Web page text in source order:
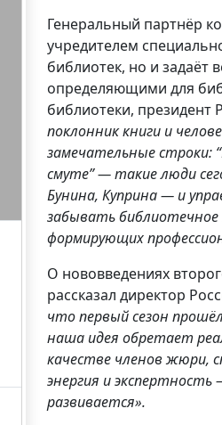
Генеральный партнёр
учредителем
библиотек, но и задаёт
определяющими для
библиотеки, президент
поклонник книги и
замечательные строки:
смуте” — такие люди
Бунина, Куприна — и
забывать библиотечное
формирующих
О нововведениях
рассказал директор
что первый сезон
наша идея обретает
качестве членов жюри,
энергия и
развивается».